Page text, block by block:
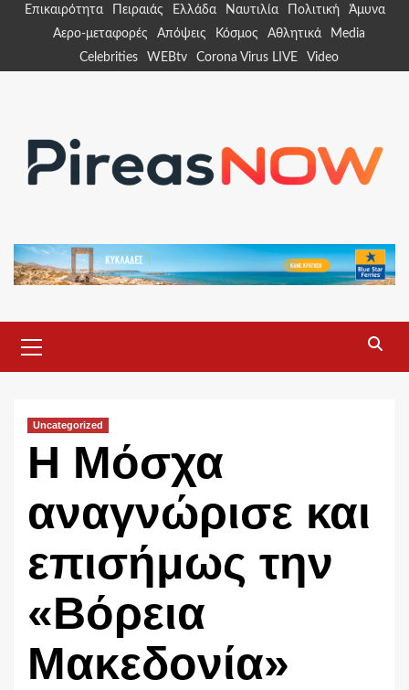
Επικαιρότητα Πειραιάς Ελλάδα Ναυτιλία Πολιτική
Άμυνα
Αερο-μεταφορές
Απόψεις Κόσμος Αθλητικά
Media
Celebrities
WEBtv Corona Virus LIVE Video
Menu
Uncategorized
Η Μόσχα
αναγνώρισε και
επισήμως την
«Βόρεια
Μακεδονία»